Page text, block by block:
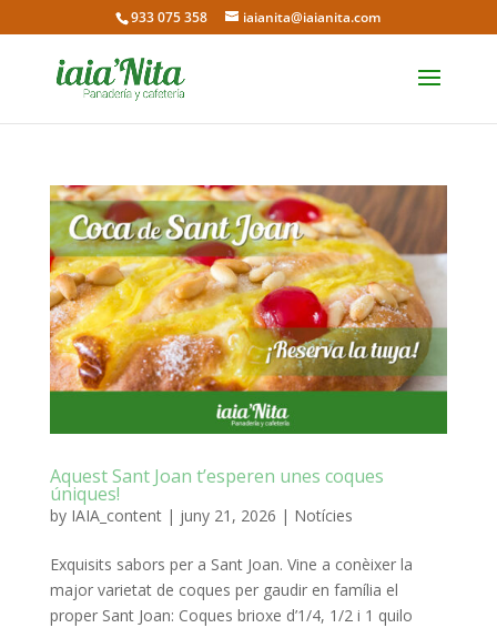
933 075 358 iaianita@iaianita.com
Aquest Sant Joan t’esperen unes coques
úniques!
by IAIA_content| juny 21, 2026 | Notícies
Exquisits sabors per a Sant Joan. Vine a conèixer la
major varietat de coques per gaudir en família el
proper Sant Joan: Coques brioxe d’1/4, 1/2 i 1 quilo